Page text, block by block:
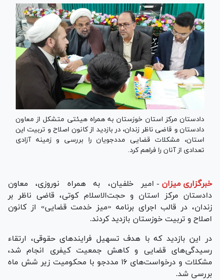
دادستان مرکز استان خوزستان به همراه هیئتی متشکل از معاون
دادستان و قاضی ناظر زندان، در بازدید از کانون اصلاح و تربیت این
استان، مشکلات قضایی مددجویان را بررسی و زمینه آزادی
تعدادی از آنان را فراهم کرد.
خبرگزاری میزان - امیر خلفیان، به همراه نوروزی، معاون
دادستان مرکز استان و حجت‌الاسلام کوتی، قاضی ناظر بر
زندان، در قالب اجرای برنامه «میز خدمت قضایی» از کانون
اصلاح و تربیت خوزستان بازدید کردند.
در این بازدید که با هدف تسهیل فرایند‌های حقوقی، ارتقاء
رسیدگی‌های قضایی و کاهش جمعیت کیفری انجام شد،
مشکلات و درخواست‌های ۱۶ مددجو با محکومیت زیر شش ماه
بررسی شد.